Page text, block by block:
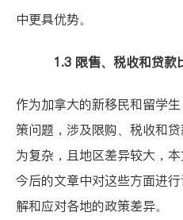
中更具优势。
1.3 限售、税收和贷款
作为加拿大的新移民和留学
策问题，涉及限购、税收和
为复杂，且地区差异较大，
今后的文章中对这些方面进
解和应对各地的政策差异。